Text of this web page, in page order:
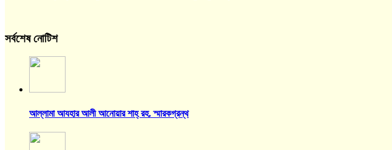
সর্বশেষ নোটিশ
আল্লামা আযহার আলী আনোয়ার শাহ্‌ রহ. স্মারকগ্রন্থ